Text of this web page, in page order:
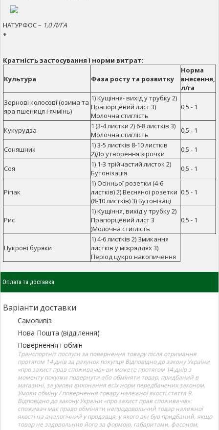
НАТУРФОС – 1,0 Л/ГА
+
Кратність застосування і норми витрат:
Культура Фаза росту та розвитку
Норма
внесення,
л/га
Зернові колосові (озима та
яра пшениця і ячмінь)
1) Кущіння- вихід у трубку 2)
Прапорцевий лист 3)
Молочна стиглість
0,5 - 1
Кукурудза
1 )3-4 листки 2) 6-8 листків 3)
Молочна стиглість
0,5 - 1
Соняшник
1) 3-5 листків 8-10 листків
2)До утворення зірочки
0,5 - 1
Соя
1) 1-3 трійчастий листок 2)
Бутонізація
0,5 - 1
Ріпак
1) Осінньої розетки (4-6
листків) 2) Весняної розетки
(8-10 листків) 3) Бутонізаці
0,5 - 1
Рис
1) Кущіння, вихід у трубку 2)
Прапорцевий лист 3
)Молочна стиглість
0,5 - 1
Цукрові буряки
1) 4-6 листків 2) Змикання
листків у міжряддях 3)
Період цукро накопичення
Оплата та доставка
Варіанти доставки
Самовивіз
Нова Пошта (відділення)
Повернення і обмін
Транспортніт послуги за повернення товару після отримання
протягом 14 днів за рахунок покупця Відповідно до закону України
«про захист прав споживачів» ви можете протягом 14 днів з
моменту покупки повернути або обміняти товар, придбаний в
магазині, за умови виконання всіх норм передбачених законом.
Умови обміну / повернення товару належної якості стаття 9.
Відповідно до закону України «про захист прав споживачів»:
споживач має право обміняти непродовольчий товар належної
якості на аналогічний у продавця, у якого він був придбаний, якщо
товар не задовольнив його за формою, габаритами, фасоном,